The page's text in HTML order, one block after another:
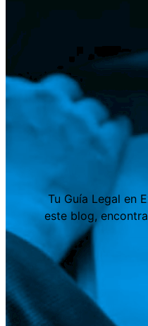
Tu Guía Legal en
este blog,